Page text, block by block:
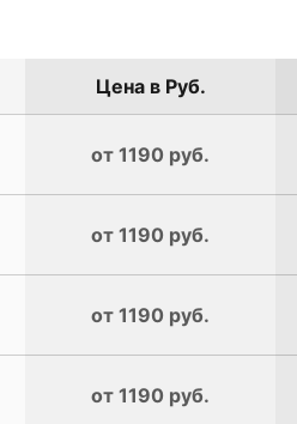
Цена в Руб.
от 1190 руб.
от 1190 руб.
от 1190 руб.
от 1190 руб.